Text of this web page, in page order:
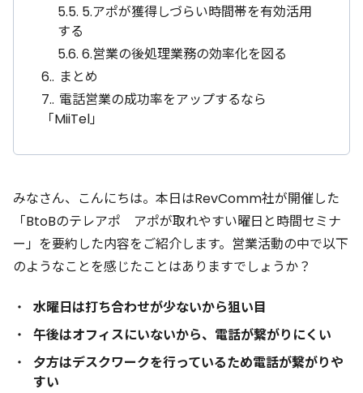
5.5. 5.アポが獲得しづらい時間帯を有効活用
する
5.6. 6.営業の後処理業務の効率化を図る
6. まとめ
7. 電話営業の成功率をアップするなら
「MiiTel」
みなさん、こんにちは。本日はRevComm社が開催した
「BtoBのテレアポ アポが取れやすい曜日と時間セミナ
ー」を要約した内容をご紹介します。営業活動の中で以下
のようなことを感じたことはありますでしょうか？
水曜日は打ち合わせが少ないから狙い目
午後はオフィスにいないから、電話が繋がりにくい
夕方はデスクワークを行っているため電話が繋がりや
すい